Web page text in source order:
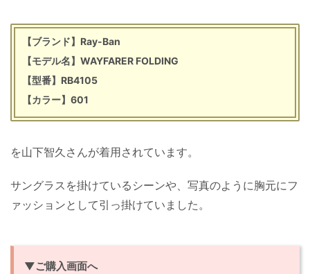
【ブランド】Ray-Ban
【モデル名】WAYFARER FOLDING
【型番】RB4105
【カラー】601
を山下智久さんが着用されています。
サングラスを掛けているシーンや、写真のように胸元にフ
ァッションとして引っ掛けていました。
▼ご購入画面へ